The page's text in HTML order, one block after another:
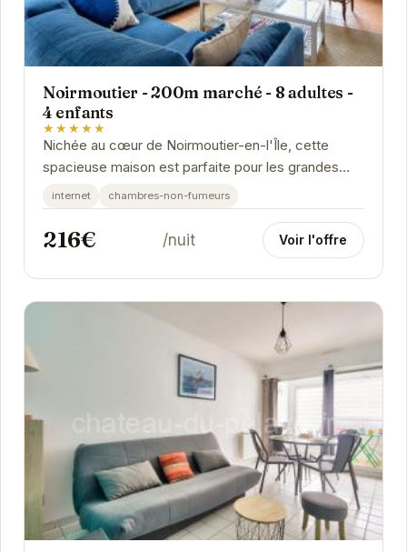
Noirmoutier - 200m marché - 8 adultes -
4 enfants
★★★★★
Nichée au cœur de Noirmoutier-en-l'Île, cette
spacieuse maison est parfaite pour les grandes
familles ou groupes d'amis. Sa proximité avec le...
internet chambres-non-fumeurs
216€ /nuit Voir l'offre